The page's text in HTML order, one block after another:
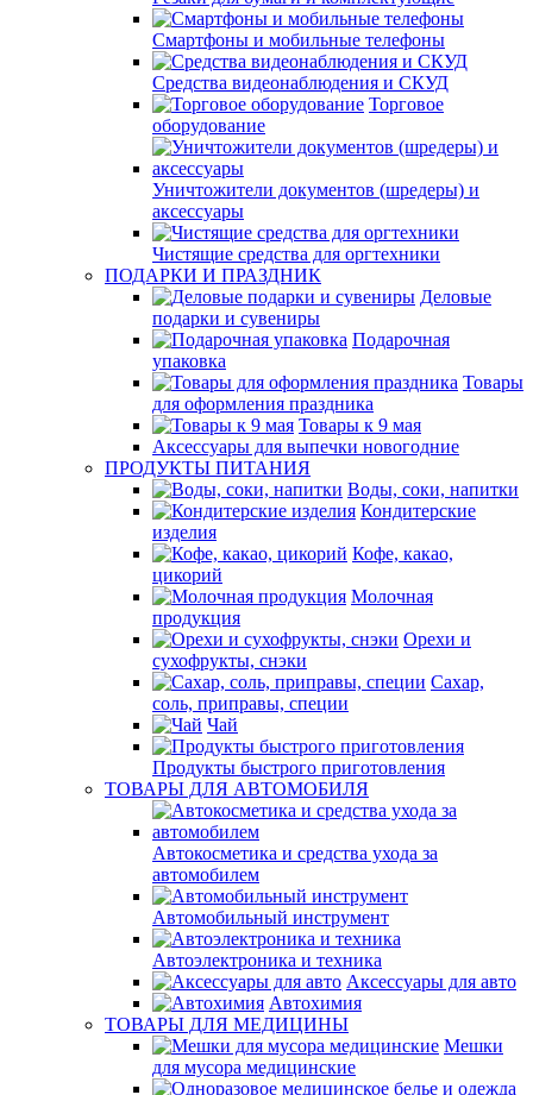
Смартфоны и мобильные телефоны
Средства видеонаблюдения и СКУД
Торговое
оборудование
Уничтожители документов (шредеры) и
аксессуары
Чистящие средства для оргтехники
ПОДАРКИ И ПРАЗДНИК
Деловые
подарки и сувениры
Подарочная
упаковка
Товары
для оформления праздника
Товары к 9 мая
Аксессуары для выпечки новогодние
ПРОДУКТЫ ПИТАНИЯ
Воды, соки, напитки
Кондитерские
изделия
Кофе, какао,
цикорий
Молочная
продукция
Орехи и
сухофрукты, снэки
Сахар,
соль, приправы, специи
Чай
Продукты быстрого приготовления
ТОВАРЫ ДЛЯ АВТОМОБИЛЯ
Автокосметика и средства ухода за
автомобилем
Автомобильный инструмент
Автоэлектроника и техника
Аксессуары для авто
Автохимия
ТОВАРЫ ДЛЯ МЕДИЦИНЫ
Мешки
для мусора медицинские